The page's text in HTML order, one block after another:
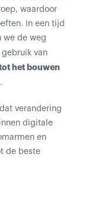
waardoor
In een tijd
we de weg
gebruik van
het bouwen
verandering
digitale
en
de beste